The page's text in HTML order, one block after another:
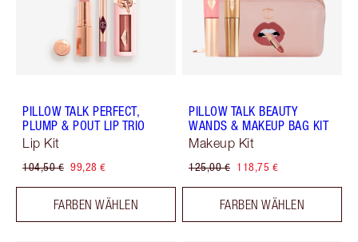
PILLOW TALK PERFECT,
PLUMP & POUT LIP TRIO
Lip Kit
104,50 € 99,28 €
FARBEN WÄHLEN
PILLOW TALK BEAUTY
WANDS & MAKEUP BAG KIT
Makeup Kit
125,00 € 118,75 €
FARBEN WÄHLEN